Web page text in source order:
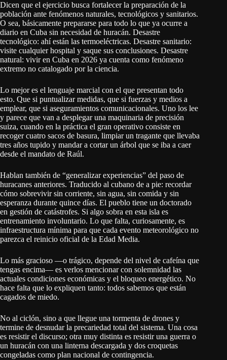
Dicen que el ejercicio busca fortalecer la preparación de la
población ante fenómenos naturales, tecnológicos y sanitarios.
O sea, básicamente prepararse para todo lo que ya ocurre a
diario en Cuba sin necesidad de huracán. Desastre
tecnológico: ahí están las termoeléctricas. Desastre sanitario:
visite cualquier hospital y saque sus conclusiones. Desastre
natural: vivir en Cuba en 2026 ya cuenta como fenómeno
extremo no catalogado por la ciencia.
Lo mejor es el lenguaje marcial con el que presentan todo
esto. Que si puntualizar medidas, que si fuerzas y medios a
emplear, que si aseguramientos comunicacionales. Uno los lee
y parece que van a desplegar una maquinaria de precisión
suiza, cuando en la práctica el gran operativo consiste en
recoger cuatro sacos de basura, limpiar un tragante que llevaba
tres años tupido y mandar a cortar un árbol que se iba a caer
desde el mandato de Raúl.
Hablan también de “generalizar experiencias” del paso de
huracanes anteriores. Traducido al cubano de a pie: recordar
cómo sobrevivir sin corriente, sin agua, sin comida y sin
esperanza durante quince días. El pueblo tiene un doctorado
en gestión de catástrofes. Si algo sobra en esta isla es
entrenamiento involuntario. Lo que falta, curiosamente, es
infraestructura mínima para que cada evento meteorológico no
parezca el reinicio oficial de la Edad Media.
Lo más gracioso —o trágico, depende del nivel de cafeína que
tengas encima— es verlos mencionar con solemnidad las
actuales condiciones económicas y el bloqueo energético. No
hace falta que lo expliquen tanto: todos sabemos que están
cagados de miedo.
No al ciclón, sino a que llegue una tormenta de drones y
termine de desnudar la precariedad total del sistema. Una cosa
es resistir el discurso; otra muy distinta es resistir una guerra o
un huracán con una linterna descargada y dos croquetas
congeladas como plan nacional de contingencia.